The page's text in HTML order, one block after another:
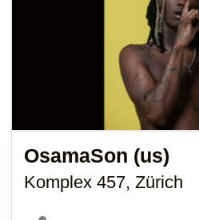
OsamaSon (us)
Komplex 457, Zürich